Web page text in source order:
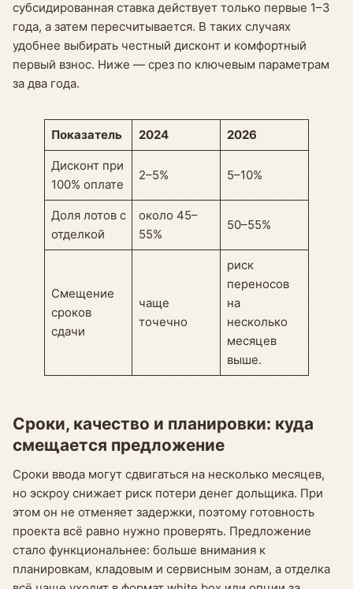
субсидированная ставка действует только первые 1–3
года, а затем пересчитывается. В таких случаях
удобнее выбирать честный дисконт и комфортный
первый взнос. Ниже — срез по ключевым параметрам
за два года.
Показатель 2024 2026
Дисконт при
100% оплате
2–5% 5–10%
Доля лотов с
отделкой
около 45–
55%
50–55%
Смещение
сроков
сдачи
чаще
точечно
риск
переносов
на
несколько
месяцев
выше.
Сроки, качество и планировки: куда
смещается предложение
Сроки ввода могут сдвигаться на несколько месяцев,
но эскроу снижает риск потери денег дольщика. При
этом он не отменяет задержки, поэтому готовность
проекта всё равно нужно проверять. Предложение
стало функциональнее: больше внимания к
планировкам, кладовым и сервисным зонам, а отделка